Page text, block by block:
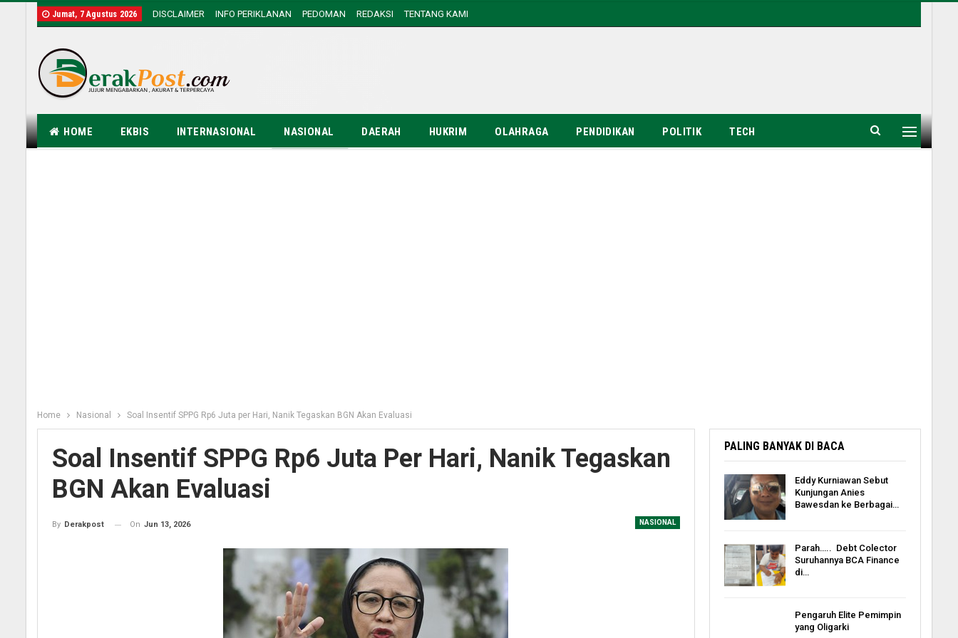
Jumat, 7 Agustus 2026 DISCLAIMER INFO PERIKLANAN PEDOMAN REDAKSI TENTANG KAMI
HOME EKBIS INTERNASIONAL NASIONAL DAERAH HUKRIM OLAHRAGA PENDIDIKAN POLITIK TECH
Home Nasional Soal Insentif SPPG Rp6 Juta per Hari, Nanik Tegaskan BGN Akan Evaluasi
Soal Insentif SPPG Rp6 Juta Per Hari, Nanik Tegaskan
BGN Akan Evaluasi
NASIONAL
By Derakpost On Jun 13, 2026
PALING BANYAK DI BACA
Eddy Kurniawan Sebut
Kunjungan Anies
Bawesdan ke Berbagai…
Parah….. Debt Colector
Suruhannya BCA Finance
di…
Pengaruh Elite Pemimpin
yang Oligarki